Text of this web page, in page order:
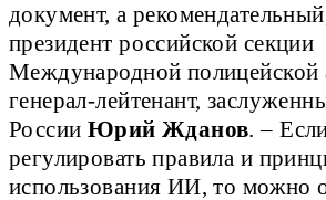
документ, а
президент российской секции
Международной полицейской
генерал-лейтенант,
России Юрий Жданов. –
регулировать правила и
использования ИИ, то можно